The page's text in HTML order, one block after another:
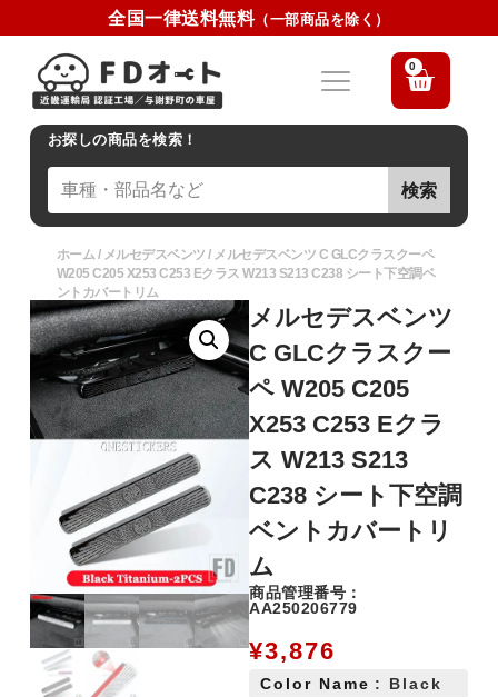
全国一律送料無料（一部商品を除く）
0
お探しの商品を検索！
検索
ホーム / メルセデスベンツ / メルセデスベンツ C GLCクラスクーペ
W205 C205 X253 C253 Eクラス W213 S213 C238 シート下空調ベ
ントカバートリム
メルセデスベンツ
C GLCクラスクー
ペ W205 C205
X253 C253 Eクラ
ス W213 S213
C238 シート下空調
ベントカバートリ
ム
商品管理番号：
AA250206779
¥3,876
Color Name : Black